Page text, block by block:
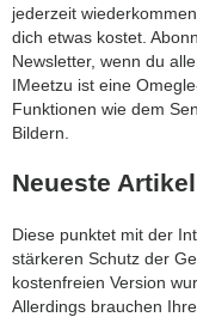
jederzeit
dich etwas kostet.
Newsletter, wenn du
IMeetzu ist eine
Funktionen wie dem
Bildern.
Neueste Artikel
Diese punktet mit der
stärkeren Schutz der
kostenfreien Version
Allerdings brauchen